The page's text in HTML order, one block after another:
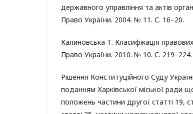
державного управління та актів
Право України. 2004. № 11. С. 16–20.
Калиновська Т. Класифікація
Право України. 2010. № 10. С. 219–224.
Рішення Конституційного Суду
поданням Харківської міської ради
положень частини другої статті 19,